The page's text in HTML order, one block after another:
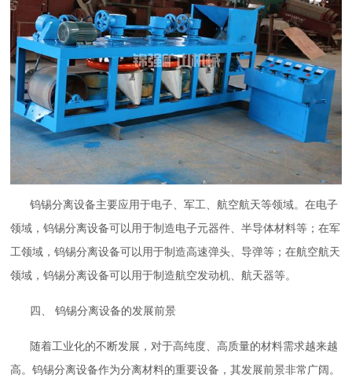
钨锡分离设备主要应用于电子、军工、航空航天等领域。在电子
领域，钨锡分离设备可以用于制造电子元器件、半导体材料等；在军
工领域，钨锡分离设备可以用于制造高速弹头、导弹等；在航空航天
领域，钨锡分离设备可以用于制造航空发动机、航天器等。
四、 钨锡分离设备的发展前景
随着工业化的不断发展，对于高纯度、高质量的材料需求越来越
高。钨锡分离设备作为分离材料的重要设备，其发展前景非常广阔。